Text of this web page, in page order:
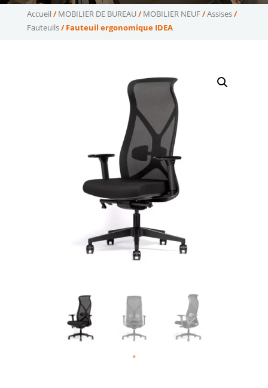
Accueil /MOBILIER DE BUREAU/MOBILIER NEUF/Assises/
Fauteuils/ Fauteuil ergonomique IDEA